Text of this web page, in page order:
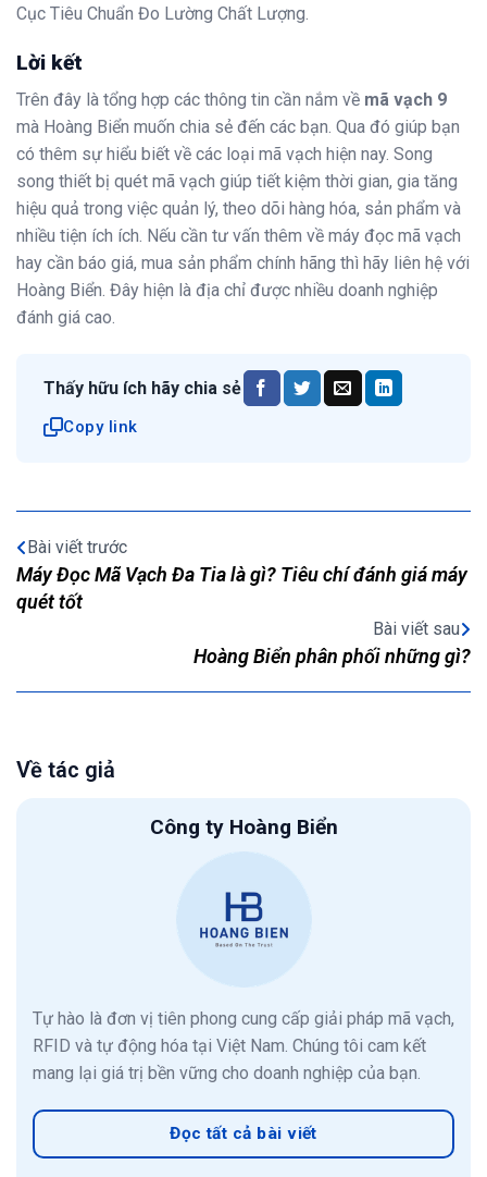
Cục Tiêu Chuẩn Đo Lường Chất Lượng.
Lời kết
Trên đây là tổng hợp các thông tin cần nắm về mã vạch 9
mà Hoàng Biển muốn chia sẻ đến các bạn. Qua đó giúp bạn
có thêm sự hiểu biết về các loại mã vạch hiện nay. Song
song thiết bị quét mã vạch giúp tiết kiệm thời gian, gia tăng
hiệu quả trong việc quản lý, theo dõi hàng hóa, sản phẩm và
nhiều tiện ích ích. Nếu cần tư vấn thêm về máy đọc mã vạch
hay cần báo giá, mua sản phẩm chính hãng thì hãy liên hệ với
Hoàng Biển. Đây hiện là địa chỉ được nhiều doanh nghiệp
đánh giá cao.
Thấy hữu ích hãy chia sẻ
Copy link
Bài viết trước
Máy Đọc Mã Vạch Đa Tia là gì? Tiêu chí đánh giá máy
quét tốt
Bài viết sau
Hoàng Biển phân phối những gì?
Về tác giả
Công ty Hoàng Biển
Tự hào là đơn vị tiên phong cung cấp giải pháp mã vạch,
RFID và tự động hóa tại Việt Nam. Chúng tôi cam kết
mang lại giá trị bền vững cho doanh nghiệp của bạn.
Đọc tất cả bài viết